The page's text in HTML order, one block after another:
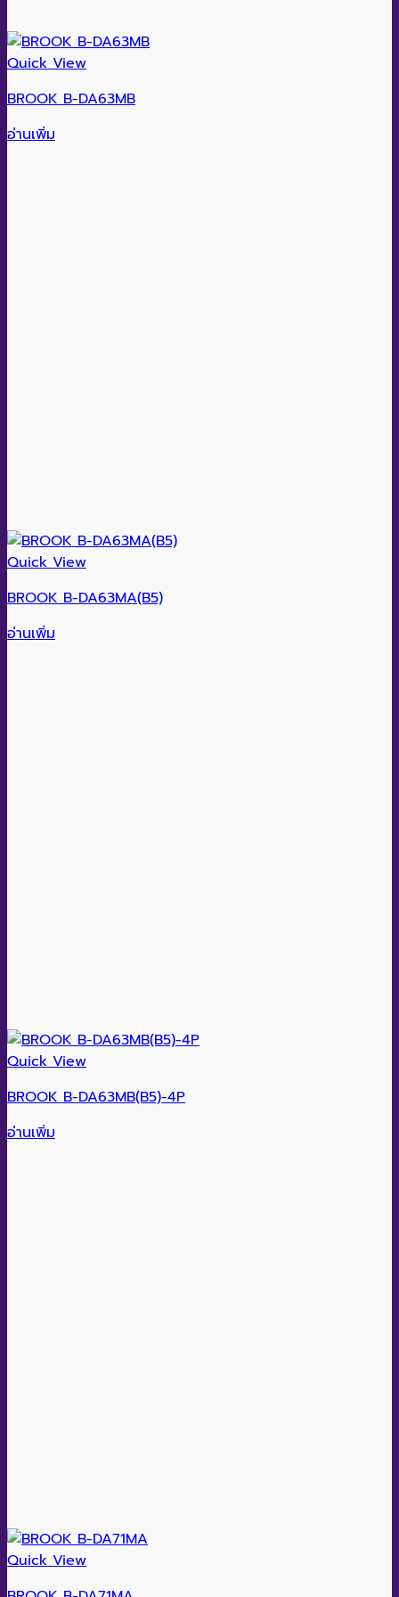
Quick View
BROOK B-DA63MB
อ่านเพิ่ม
Quick View
BROOK B-DA63MA(B5)
อ่านเพิ่ม
Quick View
BROOK B-DA63MB(B5)-4P
อ่านเพิ่ม
Quick View